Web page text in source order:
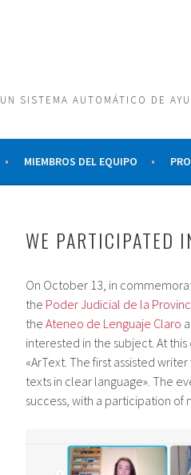
UN SISTEMA AUTOMÁTICO DE
MIEMBROS DEL EQUIPO
WE PARTICIPATED
On October 13, in
the Poder Judicial de la
the Ateneo de Lenguaje Claro
interested in the subject. At this
«ArText. The first assisted
texts in clear language». The
success, with a participation